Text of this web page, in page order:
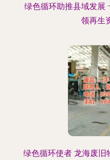
绿色循环助推县域发展
领再生
绿色循环使者 龙海废旧